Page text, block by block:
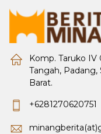
Komp. Taruko IV
Tangah,
Barat.
+6281270620751